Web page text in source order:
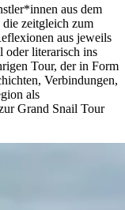
aus dem
zeitgleich zum
aus jeweils
oder literarisch ins
Tour, der in Form
Verbindungen,
als
Grand Snail Tour